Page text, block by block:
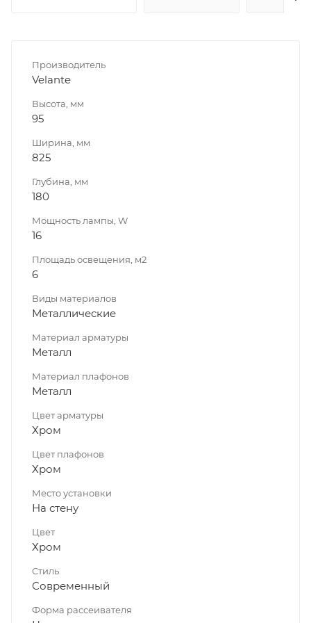
Производитель
Velante
Высота, мм
95
Ширина, мм
825
Глубина, мм
180
Мощность лампы, W
16
Площадь освещения, м2
6
Виды материалов
Металлические
Материал арматуры
Металл
Материал плафонов
Металл
Цвет арматуры
Хром
Цвет плафонов
Хром
Место установки
На стену
Цвет
Хром
Стиль
Современный
Форма рассеивателя